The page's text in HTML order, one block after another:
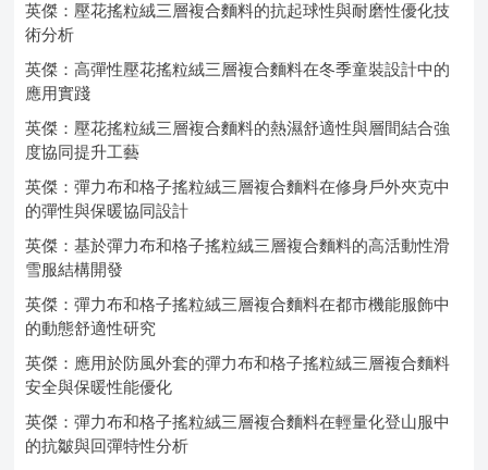
英傑：壓花搖粒絨三層複合麵料的抗起球性與耐磨性優化技
術分析
英傑：高彈性壓花搖粒絨三層複合麵料在冬季童裝設計中的
應用實踐
英傑：壓花搖粒絨三層複合麵料的熱濕舒適性與層間結合強
度協同提升工藝
英傑：彈力布和格子搖粒絨三層複合麵料在修身戶外夾克中
的彈性與保暖協同設計
英傑：基於彈力布和格子搖粒絨三層複合麵料的高活動性滑
雪服結構開發
英傑：彈力布和格子搖粒絨三層複合麵料在都市機能服飾中
的動態舒適性研究
英傑：應用於防風外套的彈力布和格子搖粒絨三層複合麵料
安全與保暖性能優化
英傑：彈力布和格子搖粒絨三層複合麵料在輕量化登山服中
的抗皺與回彈特性分析